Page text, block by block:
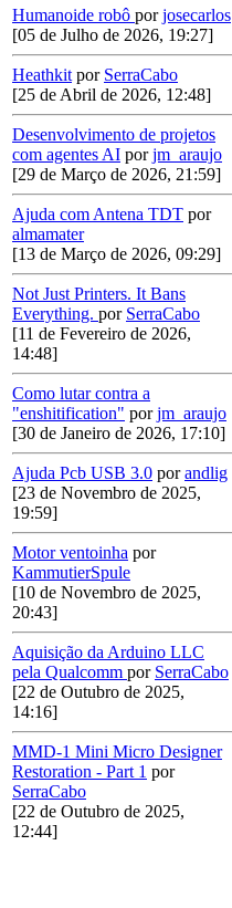
Humanoide robô porjosecarlos
[05 de Julho de 2026, 19:27]
Heathkit por SerraCabo
[25 de Abril de 2026, 12:48]
Desenvolvimento de projetos
com agentes AI porjm_araujo
[29 de Março de 2026, 21:59]
Ajuda com Antena TDT por
almamater
[13 de Março de 2026, 09:29]
Not Just Printers. It Bans
Everything. por SerraCabo
[11 de Fevereiro de 2026,
14:48]
Como lutar contra a
"enshitification" porjm_araujo
[30 de Janeiro de 2026, 17:10]
Ajuda Pcb USB 3.0 porandlig
[23 de Novembro de 2025,
19:59]
Motor ventoinha por
KammutierSpule
[10 de Novembro de 2025,
20:43]
Aquisição da Arduino LLC
pela Qualcomm por SerraCabo
[22 de Outubro de 2025,
14:16]
MMD-1 Mini Micro Designer
Restoration - Part 1 por
SerraCabo
[22 de Outubro de 2025,
12:44]